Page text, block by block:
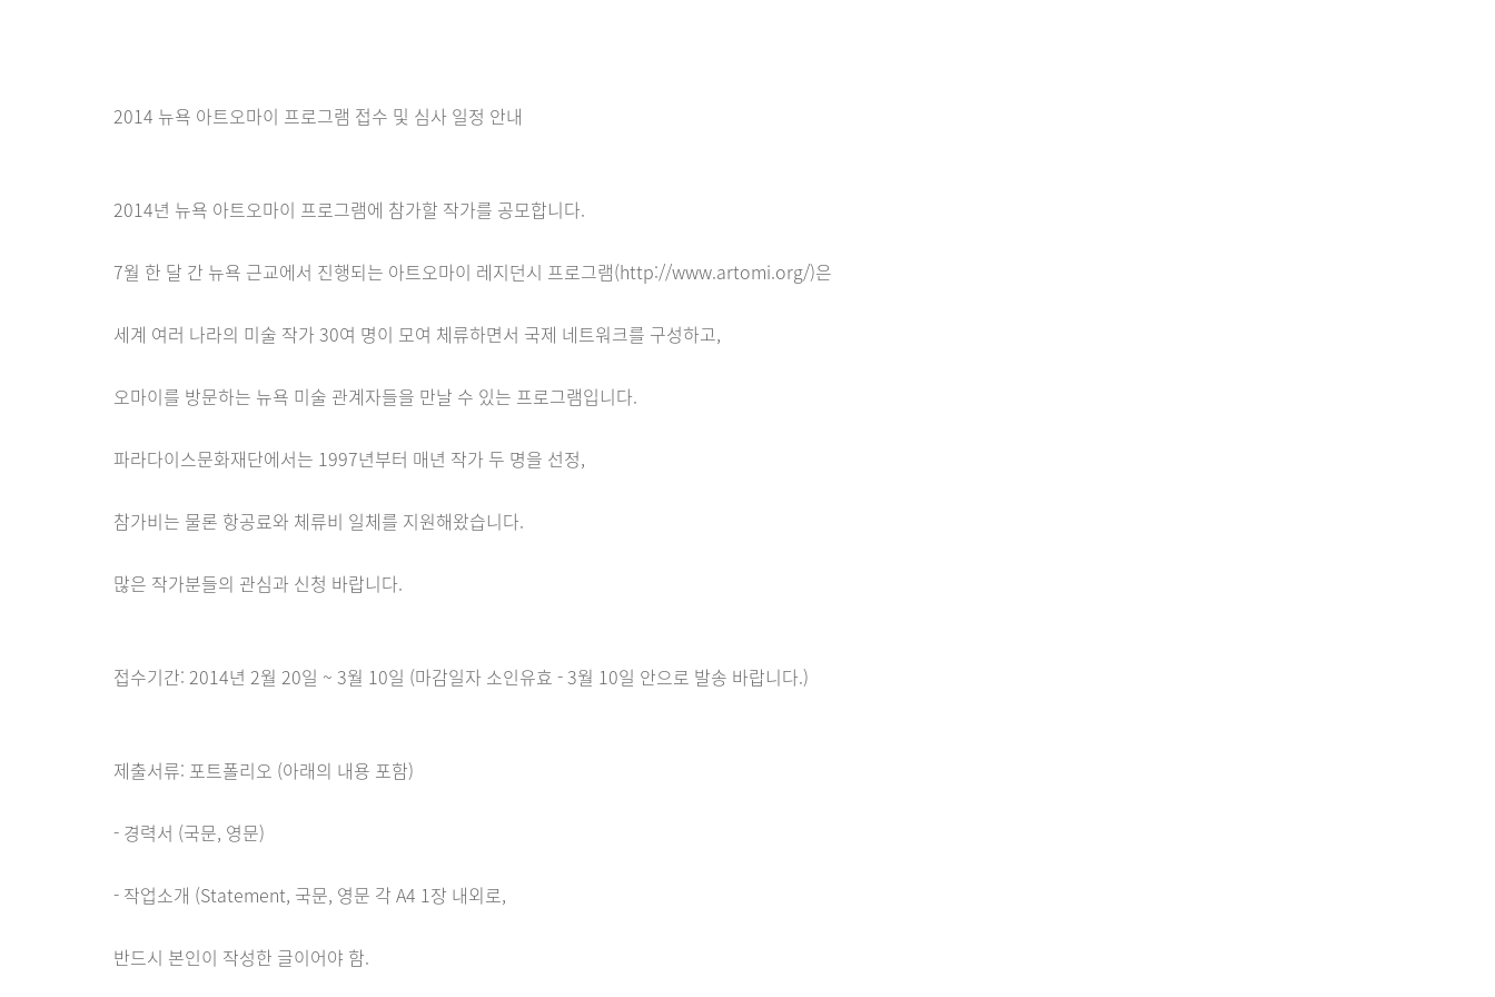
2014 뉴욕 아트오마이 프로그램 접수 및 심사 일정 안내
2014년 뉴욕 아트오마이 프로그램에 참가할 작가를 공모합니다.
7월 한 달 간 뉴욕 근교에서 진행되는 아트오마이 레지던시 프로그램(http://www.artomi.org/)은
세계 여러 나라의 미술 작가 30여 명이 모여 체류하면서 국제 네트워크를 구성하고,
오마이를 방문하는 뉴욕 미술 관계자들을 만날 수 있는 프로그램입니다.
파라다이스문화재단에서는 1997년부터 매년 작가 두 명을 선정,
참가비는 물론 항공료와 체류비 일체를 지원해왔습니다.
많은 작가분들의 관심과 신청 바랍니다.
접수기간: 2014년 2월 20일 ~ 3월 10일 (마감일자 소인유효 - 3월 10일 안으로 발송 바랍니다.)
제출서류: 포트폴리오 (아래의 내용 포함)
- 경력서 (국문, 영문)
- 작업소개 (Statement, 국문, 영문 각 A4 1장 내외로,
반드시 본인이 작성한 글이어야 함.